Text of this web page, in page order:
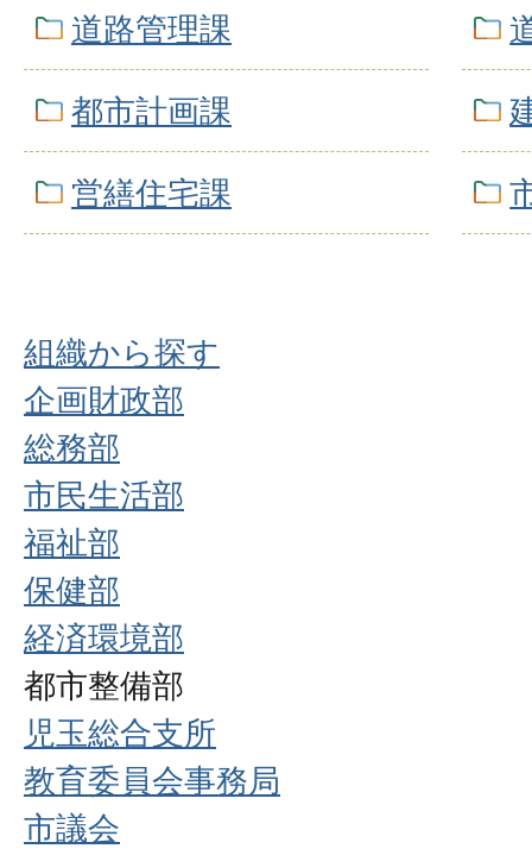
道路管理課
都市計画課
営繕住宅課
組織から探す
企画財政部
総務部
市民生活部
福祉部
保健部
経済環境部
都市整備部
児玉総合支所
教育委員会事務局
市議会